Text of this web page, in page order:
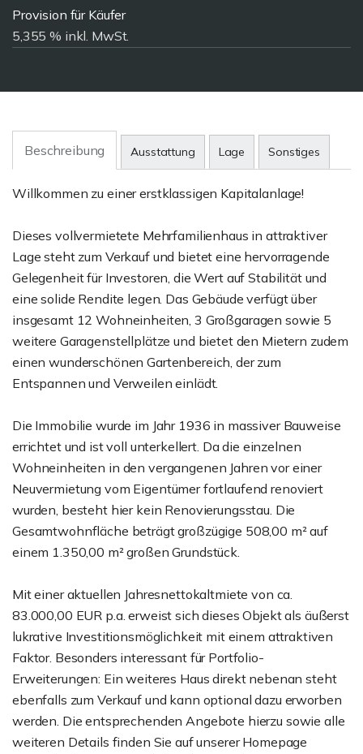
Provision für Käufer
5,355 % inkl. MwSt.
Beschreibung Ausstattung Lage Sonstiges
Willkommen zu einer erstklassigen Kapitalanlage!
Dieses vollvermietete Mehrfamilienhaus in attraktiver
Lage steht zum Verkauf und bietet eine hervorragende
Gelegenheit für Investoren, die Wert auf Stabilität und
eine solide Rendite legen. Das Gebäude verfügt über
insgesamt 12 Wohneinheiten, 3 Großgaragen sowie 5
weitere Garagenstellplätze und bietet den Mietern zudem
einen wunderschönen Gartenbereich, der zum
Entspannen und Verweilen einlädt.
Die Immobilie wurde im Jahr 1936 in massiver Bauweise
errichtet und ist voll unterkellert. Da die einzelnen
Wohneinheiten in den vergangenen Jahren vor einer
Neuvermietung vom Eigentümer fortlaufend renoviert
wurden, besteht hier kein Renovierungsstau. Die
Gesamtwohnfläche beträgt großzügige 508,00 m² auf
einem 1.350,00 m² großen Grundstück.
Mit einer aktuellen Jahresnettokaltmiete von ca.
83.000,00 EUR p.a. erweist sich dieses Objekt als äußerst
lukrative Investitionsmöglichkeit mit einem attraktiven
Faktor. Besonders interessant für Portfolio-
Erweiterungen: Ein weiteres Haus direkt nebenan steht
ebenfalls zum Verkauf und kann optional dazu erworben
werden. Die entsprechenden Angebote hierzu sowie alle
weiteren Details finden Sie auf unserer Homepage